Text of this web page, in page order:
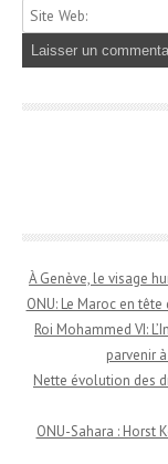
À Genève, le visage
ONU: Le Maroc en
Roi Mohammed VI:
parvenir
Nette évolution des
ONU-Sahara : Horst